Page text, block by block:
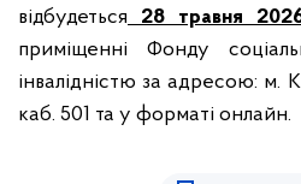
відбудеться 28 травня
приміщенні Фонду
інвалідністю за адресою: м.
каб. 501 та у форматі онлайн.